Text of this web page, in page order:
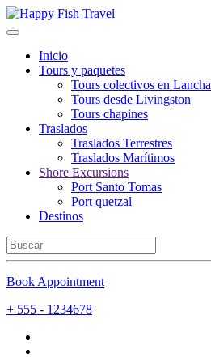
Inicio
Tours y paquetes
Tours colectivos en Lancha
Tours desde Livingston
Tours chapines
Traslados
Traslados Terrestres
Traslados Marítimos
Shore Excursions
Port Santo Tomas
Port quetzal
Destinos
Book Appointment
+ 555 - 1234678